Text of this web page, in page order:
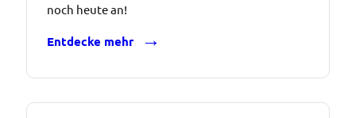
noch heute an!
Entdecke mehr